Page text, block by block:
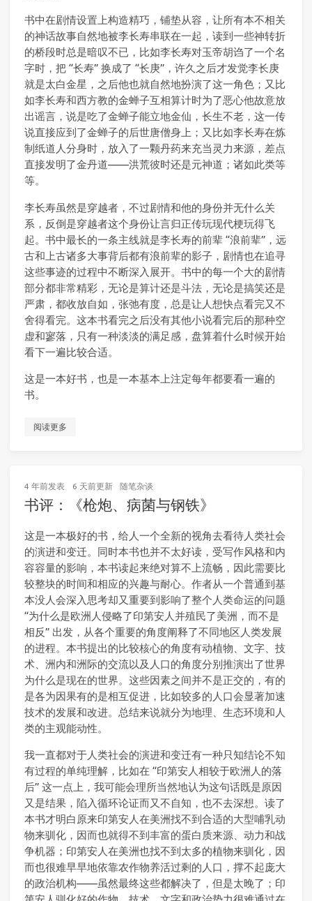
书中在剧情设置上构造精巧，铺垫从容，让所有本不相关
的神话故事自然地被李长寿串联在一起，读到一些神转折
的桥段时总是暗叹不已，比如李长寿对玉帝胡诌了一个名
字时，把 “长寿” 换成了 “长庚”，许久之后才发觉李长庚
就是太白金星，之后他也就自然地扮演了这一角色；又比
如李长寿和西方教的金蝉子互相算计时为了恶心他故意放
出谣言，说是吃了金蝉子能立地金仙，长生不老，这一传
说直接应到了金蝉子的后世唐僧身上；又比如李长寿在炼
制纸道人分身时，放入了一颗丹药来充当灵力来源，差点
直接发明了金丹道——洪荒彼时还是元神道；诸如此类等
等。
李长寿虽然是穿越者，不过剧情和他的身份并无什么关
系，反倒是穿越者这个身份让言归正传玩现代梗玩得飞
起。书中最长的一条主线就是李长寿的前辈 “浪前辈”，远
古和上古诸多大事背后都有浪前辈的影子，剧情也在追寻
这些事迹的过程中不断深入展开。书中的每一个大的剧情
部分都非常精彩，无论是算计还是斗法，无论是搞笑还是
严肃，都收放自如，张弛有度，总是让人想快点看完又不
舍得看完。这本书看完之后没有其他小说看完后的那种空
虚和寥落，只有一种淡淡的满足感，盘算着什么时候开始
看下一遍比较合适。
这是一本好书，也是一本基本上注定每年都要看一遍的
书。
阅读更多
4 年前发表 6 天前更新 随笔杂谈
书评：《枪炮、病菌与钢铁》
这是一本极好的书，给人一个全新的视角去看待人类社会
的演进和变迁。同时本书也并不太好读，受写作风格和内
容容量的影响，本书读起来绝对算不上流畅，因此需要比
较整块的时间和相应的兴趣与耐心。作者从一个普通到基
本没人会深入思考却又重要到影响了整个人类命运的问题
“为什么是欧洲人侵略了印第安人并殖民了美洲，而不是
相反” 出发，从各个重要的角度阐释了不同地区人类发展
的进程。本书提出的比较核心的角度有动植物、文字、技
术、洲内和洲际的交流以及人口的角度分别推演出了世界
为什么是现在的世界。这些因素之间并不是正交的，有的
是各为因果有的是相互促进，比如较多的人口会显著加速
技术的发展和改进。总结来说就分为地理、生态环境和人
类的主观能动性。
我一直都对于人类社会的演进和变迁有一种只知结论不知
有过程的单纯理解，比如在 “印第安人相较于欧洲人的落
后” 这一点上，我可能会理所当然地认为这句话既是原因
又是结果，陷入循环论证而又不自知，也不去深想。读了
本书才明白原来印第安人在美洲找不到合适的大型哺乳动
物来驯化，因而也就得不到丰富的蛋白质来源、动力和战
争机器；印第安人在美洲也找不到太多的植物来驯化，因
而也很难早早地依靠农作物养活过剩的人口，撑不起庞大
的政治机构——虽然最终这些都解决了，但是太晚了；印